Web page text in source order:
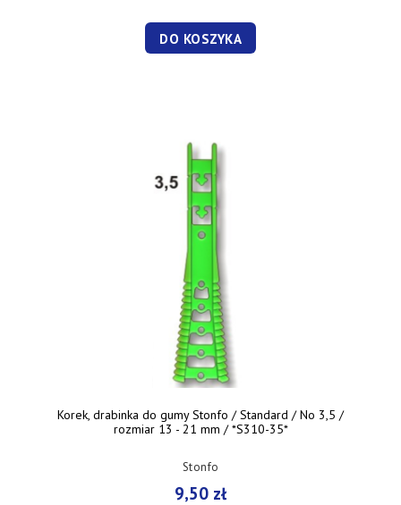
DO KOSZYKA
Korek, drabinka do gumy Stonfo / Standard / No 3,5 /
rozmiar 13 - 21 mm / *S310-35*
Stonfo
9,50 zł